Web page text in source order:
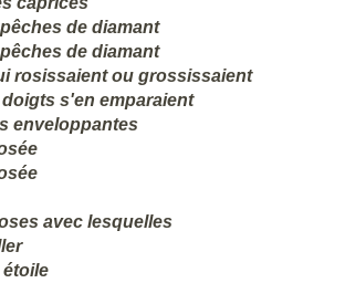
de diamant
de diamant
rosissaient ou grossissaient
s'en emparaient
enveloppantes
avec lesquelles
étoile